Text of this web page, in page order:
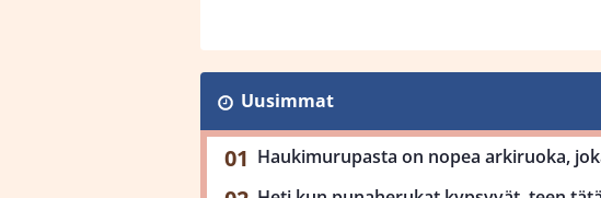
Uusimmat
Haukimurupasta on nopea arkiruoka,